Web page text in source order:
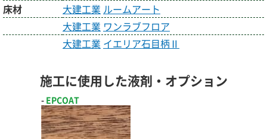
床材
大建工業 ルームアート
大建工業 ワンラブフロア
大建工業 イエリア石目柄Ⅱ
施工に使用した液剤・オプション
EPCOAT